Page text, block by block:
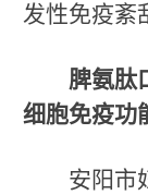
发性免疫紊
脾氨肽
细胞免疫功
安阳市